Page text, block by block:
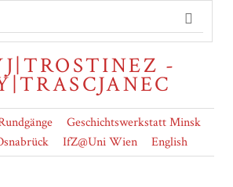
-
Geschichtswerkstatt Minsk
IfZ@Uni Wien English